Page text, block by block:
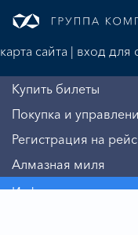
карта сайта | вход для
Купить билеты
Покупка и
Регистрация на рейс
Алмазная миля
Информация